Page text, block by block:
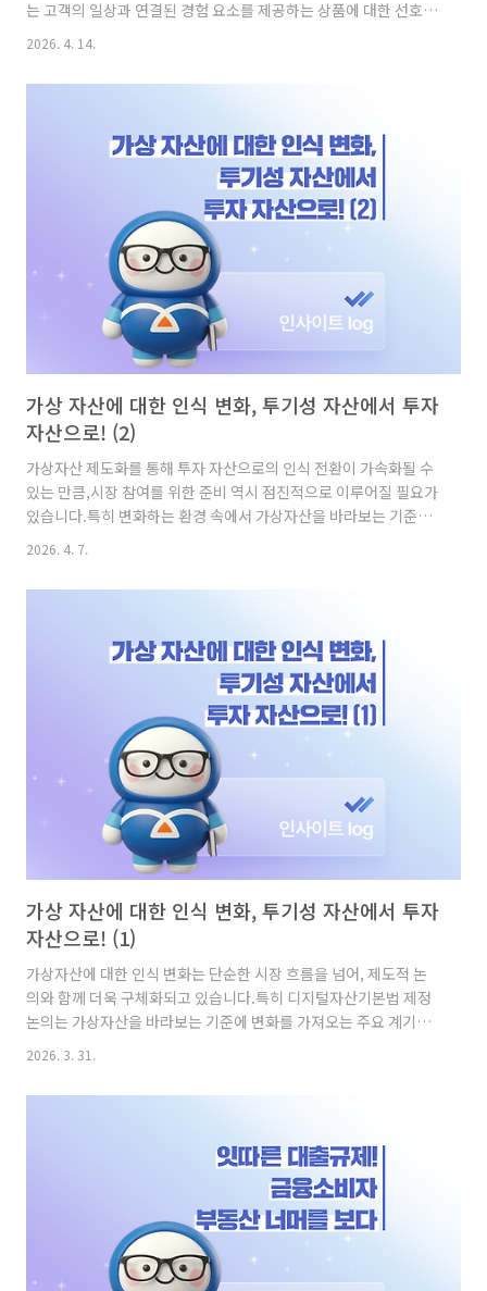
는 고객의 일상과 연결된 경험 요소를 제공하는 상품에 대한 선호가
확대되고 있는 모습입니다.금융상품이 단순한 자산 증식 수단을 넘
주는 흐름입니다.이번 글에서는 금융소비자의 금융상품 선택 기준
합니다.금융상품 선택 기준, ‘금리’에서 ‘경험’으로 변화 먼저 금융
소비자가 선호하는 금융상품 유형을 살펴보면,‘건강’ 관련 상품이
29.3%로 가장 높은 비중을 차지했으며,이어 ‘저축 구조
형’(18.7%), ‘챌린지·목표형’(17.1%) 상품이 뒤를 이었습니다.이
2026. 4. 14.
가상 자산에 대한 인식 변화, 투기성 자산에서 투자
자산으로! (2)
가상자산 제도화를 통해 투자 자산으로의 인식 전환이 가속화될 수
있는 만큼,시장 참여를 위한 준비 역시 점진적으로 이루어질 필요가
있습니다.특히 변화하는 환경 속에서 가상자산을 바라보는 기준이
달라지고 있는 만큼,보다 체계적인 접근과 신중한 판단이 중요해지
변화 디지털자산기본법 제정 논의 전후를 비교해보면, 가상자산에
기성 자산’으로 인식한 비중이 47.5%였으나, 이후 56.9%가 기존
인식을 유지하는 가운데 43.1%는 인식 변화가 발생한 것으로 나타
났습니다.기존에 ‘투기성 자산’으로 인식하던 응답자들은 인식 변
화 이후 ‘투자자산’(24.4%), ‘가치저장수단’(11.8%), ..
2026. 4. 7.
가상 자산에 대한 인식 변화, 투기성 자산에서 투자
자산으로! (1)
가상자산에 대한 인식 변화는 단순한 시장 흐름을 넘어, 제도적 논
의와 함께 더욱 구체화되고 있습니다.특히 디지털자산기본법 제정
논의는 가상자산을 바라보는 기준에 변화를 가져오는 주요 계기로
벽, 투기성 자산이라는 인식 가상자산 투자 의향을 살펴보면, ‘투자
향 있음’은 32.0%, ‘보통’은 27.3%로 나타났습니다.이는 가상자산
에 대한 관심이 일정 부분 존재함에도 불구하고 실제 투자로 이어지
는 데에는 여전히 신중한 태도가 유지되고 있음을 보여줍니다.특히
투자 의향이 없다는 응답이 가장 높은 비중을 차지하고..
2026. 3. 31.